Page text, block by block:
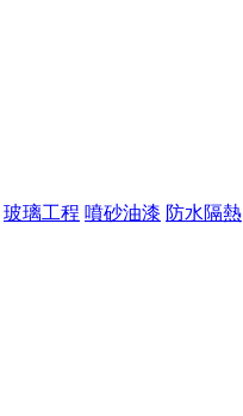
玻璃工程 噴砂油漆 防水隔熱